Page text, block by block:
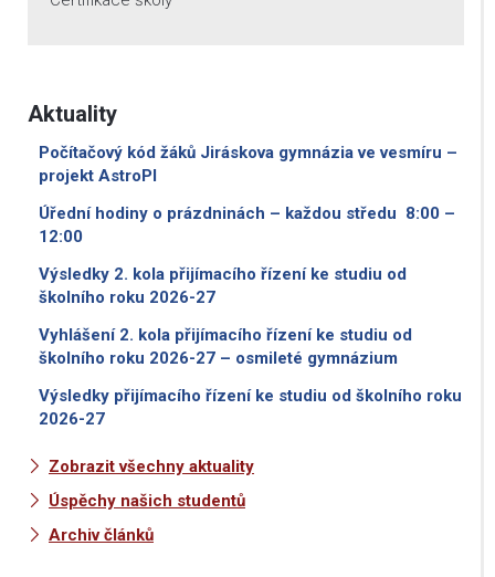
Aktuality
Počítačový kód žáků Jiráskova gymnázia ve vesmíru –
projekt AstroPI
Úřední hodiny o prázdninách – každou středu 8:00 –
12:00
Výsledky 2. kola přijímacího řízení ke studiu od
školního roku 2026-27
Vyhlášení 2. kola přijímacího řízení ke studiu od
školního roku 2026-27 – osmileté gymnázium
Výsledky přijímacího řízení ke studiu od školního roku
2026-27
Zobrazit všechny aktuality
Úspěchy našich studentů
Archiv článků